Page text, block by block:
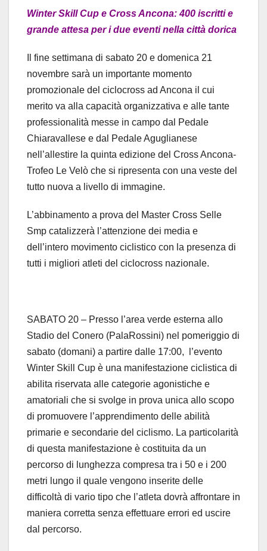
Winter Skill Cup e Cross Ancona: 400 iscritti e
grande attesa per i due eventi nella città dorica
Il fine settimana di sabato 20 e domenica 21
novembre sarà un importante momento
promozionale del ciclocross ad Ancona il cui
merito va alla capacità organizzativa e alle tante
professionalità messe in campo dal Pedale
Chiaravallese e dal Pedale Aguglianese
nell’allestire la quinta edizione del Cross Ancona-
Trofeo Le Velò che si ripresenta con una veste del
tutto nuova a livello di immagine.
L’abbinamento a prova del Master Cross Selle
Smp catalizzerà l’attenzione dei media e
dell’intero movimento ciclistico con la presenza di
tutti i migliori atleti del ciclocross nazionale.
SABATO 20 – Presso l’area verde esterna allo
Stadio del Conero (PalaRossini) nel pomeriggio di
sabato (domani) a partire dalle 17:00, l’evento
Winter Skill Cup è una manifestazione ciclistica di
abilita riservata alle categorie agonistiche e
amatoriali che si svolge in prova unica allo scopo
di promuovere l’apprendimento delle abilità
primarie e secondarie del ciclismo. La particolarità
di questa manifestazione è costituita da un
percorso di lunghezza compresa tra i 50 e i 200
metri lungo il quale vengono inserite delle
difficoltà di vario tipo che l’atleta dovrà affrontare in
maniera corretta senza effettuare errori ed uscire
dal percorso.